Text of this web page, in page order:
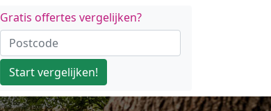
Gratis offertes vergelijken?
Start vergelijken!